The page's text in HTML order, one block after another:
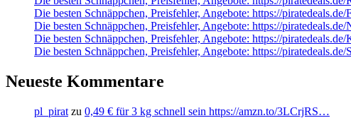
Die besten Schnäppchen, Preisfehler, Angebote: https://
Die besten Schnäppchen, Preisfehler, Angebote: https://
Die besten Schnäppchen, Preisfehler, Angebote: https://
Die besten Schnäppchen, Preisfehler, Angebote: https://
Neueste Kommentare
pl_pirat zu 0,49 € für 3 kg schnell sein https://amzn.to/3LCrjRS…